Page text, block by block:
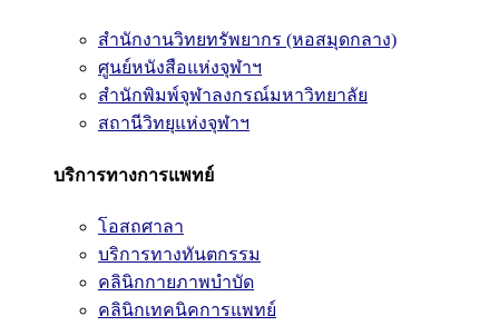
สำนักงานวิทยทรัพยากร (หอสมุดกลาง)
ศูนย์หนังสือแห่งจุฬาฯ
สำนักพิมพ์จุฬาลงกรณ์มหาวิทยาลัย
สถานีวิทยุแห่งจุฬาฯ
บริการทางการแพทย์
โอสถศาลา
บริการทางทันตกรรม
คลินิกกายภาพบำบัด
คลินิกเทคนิคการแพทย์